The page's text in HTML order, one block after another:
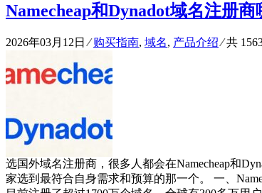
Namecheap和Dynadot域名注册商
2026年03月12日 ⁄购买指南, 域名, 产品介绍⁄ 共
选国外域名注册商，很多人都会在Namecheap和
家选到最符合自身需求和预算的那一个。 一、